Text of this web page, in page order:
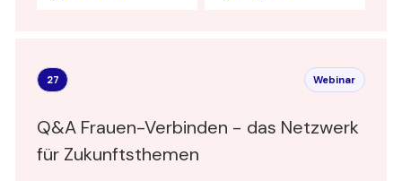
27 Webinar
Q&A Frauen-Verbinden - das Netzwerk
für Zukunftsthemen